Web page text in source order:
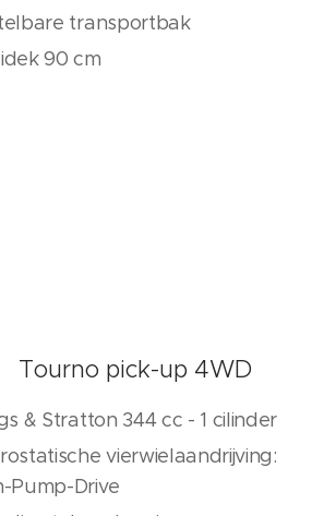
transportbak
90 cm
Tourno pick-up 4WD
& Stratton 344 cc - 1 cilinder
vierwielaandrijving:
Pump-Drive